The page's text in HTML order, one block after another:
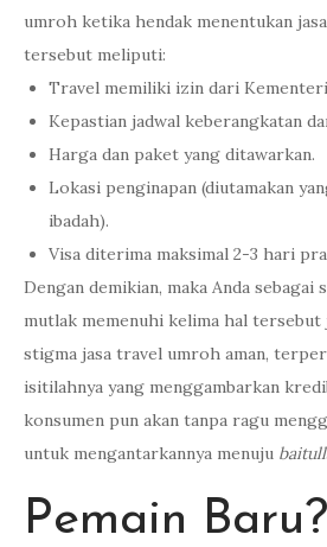
umroh ketika hendak menentukan
tersebut meliputi:
Travel memiliki izin dari
Kepastian jadwal keberangkatan
Harga dan paket yang ditawarkan.
Lokasi penginapan (diutamakan
ibadah).
Visa diterima maksimal 2-3 hari
Dengan demikian, maka Anda sebagai
mutlak memenuhi kelima hal
stigma jasa travel umroh aman,
isitilahnya yang menggambarkan
konsumen pun akan tanpa ragu
untuk mengantarkannya menuju
Pemain Baru?